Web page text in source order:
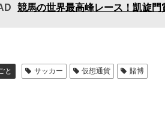
競馬の世界最高峰レース！凱旋門
と サッカー 仮想通貨 賭博